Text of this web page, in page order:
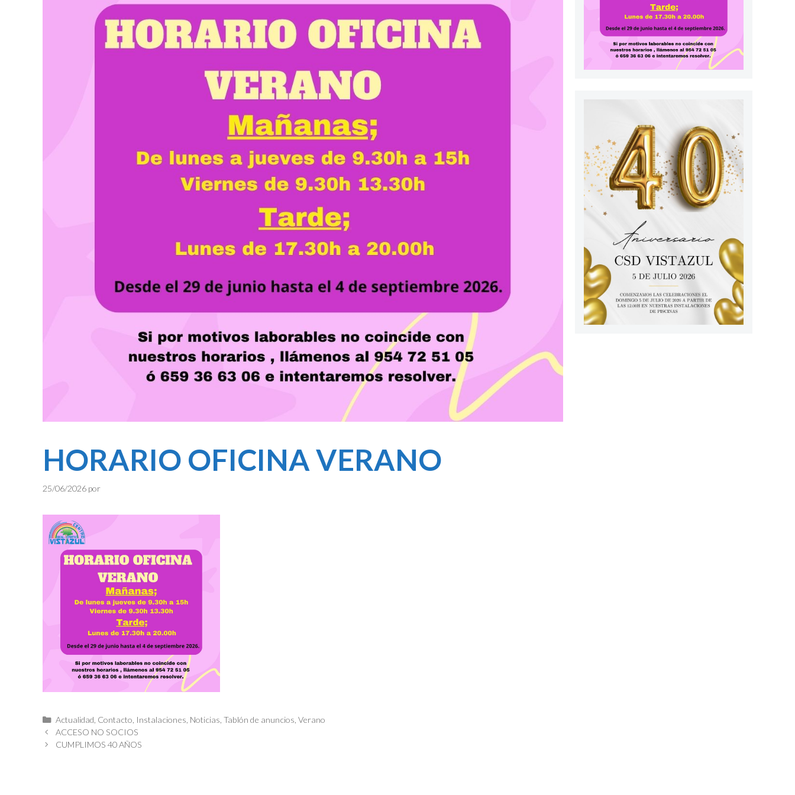
HORARIO OFICINA VERANO
25/06/2026 por
Categorías
Actualidad Contacto Instalaciones Noticias Tablón de anuncios Verano
ACCESO NO SOCIOS
CUMPLIMOS 40 AÑOS